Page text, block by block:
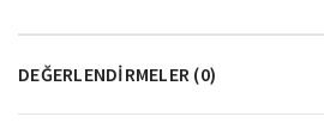
DEĞERLENDIRMELER (0)